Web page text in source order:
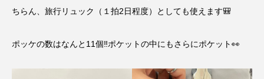
ちらん、旅行リュック（１拍2日程度）としても使えます🎒
ポッケの数はなんと11個‼︎ポケットの中にもさらにポケット👀